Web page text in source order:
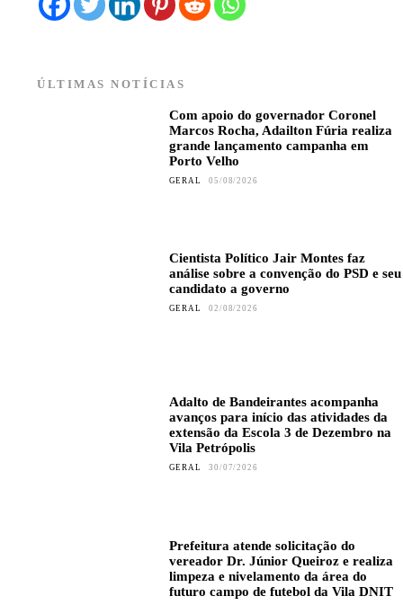
ÚLTIMAS NOTÍCIAS
Com apoio do governador Coronel
Marcos Rocha, Adailton Fúria realiza
grande lançamento campanha em
Porto Velho
GERAL 05/08/2026
Cientista Político Jair Montes faz
análise sobre a convenção do PSD e seu
candidato a governo
GERAL 02/08/2026
Adalto de Bandeirantes acompanha
avanços para início das atividades da
extensão da Escola 3 de Dezembro na
Vila Petrópolis
GERAL 30/07/2026
Prefeitura atende solicitação do
vereador Dr. Júnior Queiroz e realiza
limpeza e nivelamento da área do
futuro campo de futebol da Vila DNIT